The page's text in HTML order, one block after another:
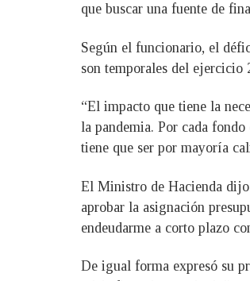
que buscar una fuente de
Según el funcionario, el
son temporales del ejercicio
“El impacto que tiene la
la pandemia. Por cada
tiene que ser por mayoría
El Ministro de Hacienda
aprobar la asignación
endeudarme a corto plazo
De igual forma expresó su